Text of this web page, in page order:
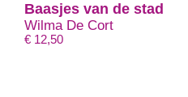
Baasjes van de stad
Wilma De Cort
€ 12,50